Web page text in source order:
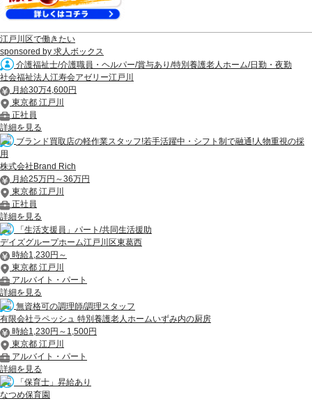
江戸川区で働きたい
sponsored by 求人ボックス
介護福祉士/介護職員・ヘルパー/賞与あり/特別養護老人ホーム/日勤・夜勤
社会福祉法人江寿会アゼリー江戸川
月給30万4,600円
東京都 江戸川
正社員
詳細を見る
ブランド買取店の軽作業スタッフ!若手活躍中・シフト制で融通!人物重視の採
用
株式会社Brand Rich
月給25万円～36万円
東京都 江戸川
正社員
詳細を見る
「生活支援員」パート/共同生活援助
デイズグループホーム江戸川区東葛西
時給1,230円～
東京都 江戸川
アルバイト・パート
詳細を見る
無資格可の調理師/調理スタッフ
有限会社ラペッシュ 特別養護老人ホームいずみ内の厨房
時給1,230円～1,500円
東京都 江戸川
アルバイト・パート
詳細を見る
「保育士」昇給あり
なつめ保育園